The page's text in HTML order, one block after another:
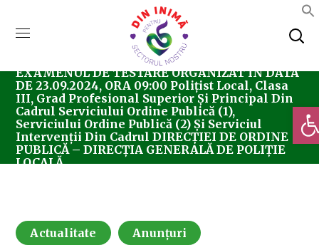
REZULTATUL PROBEI LA
EXAMENUL DE TESTARE ORGANIZAT ÎN DATA
DE 23.09.2024, ORA 09:00 Polițist Local, Clasa
III, Grad Profesional Superior Și Principal Din
Cadrul Serviciului Ordine Publică (1),
Serviciului Ordine Publică (2) Și Serviciul
Intervenții Din Cadrul DIRECȚIEI DE ORDINE
PUBLICĂ – DIRECȚIA GENERALĂ DE POLIȚIE
LOCALĂ
Actualitate Anunțuri